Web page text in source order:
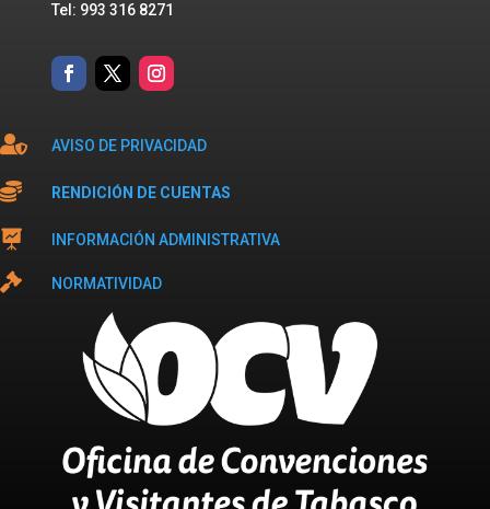
Tel: 993 316 8271
 AVISO DE PRIVACIDAD
 RENDICIÓN DE CUENTAS
 INFORMACIÓN ADMINISTRATIVA
 NORMATIVIDAD